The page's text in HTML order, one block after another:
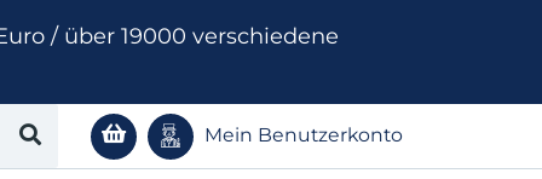
/ über 19000 verschiedene
Mein Benutzerkonto